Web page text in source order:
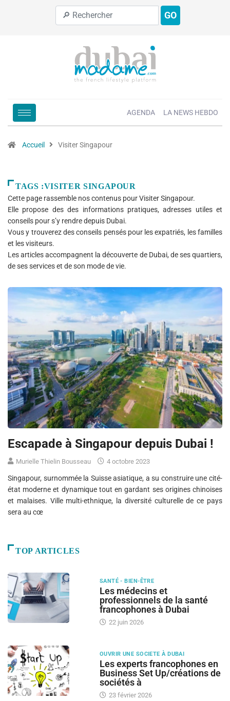
GO
AGENDA LA NEWS HEBDO
Accueil Visiter Singapour
TAGS :VISITER SINGAPOUR
Cette page rassemble nos contenus pour Visiter Singapour.
Elle propose des des informations pratiques, adresses utiles et
conseils pour s’y rendre depuis Dubai.
Vous y trouverez des conseils pensés pour les expatriés, les familles
et les visiteurs.
Les articles accompagnent la découverte de Dubai, de ses quartiers,
de ses services et de son mode de vie.
Escapade à Singapour depuis Dubai !
Murielle Thielin Bousseau 4 octobre 2023
Singapour, surnommée la Suisse asiatique, a su construire une cité-
état moderne et dynamique tout en gardant ses origines chinoises
et malaises. Ville multi-ethnique, la diversité culturelle de ce pays
sera au cœ
TOP ARTICLES
SANTÉ - BIEN-ÊTRE
Les médecins et
professionnels de la santé
francophones à Dubai
22 juin 2026
OUVRIR UNE SOCIETE À DUBAI
Les experts francophones en
Business Set Up/créations de
sociétés à
23 février 2026